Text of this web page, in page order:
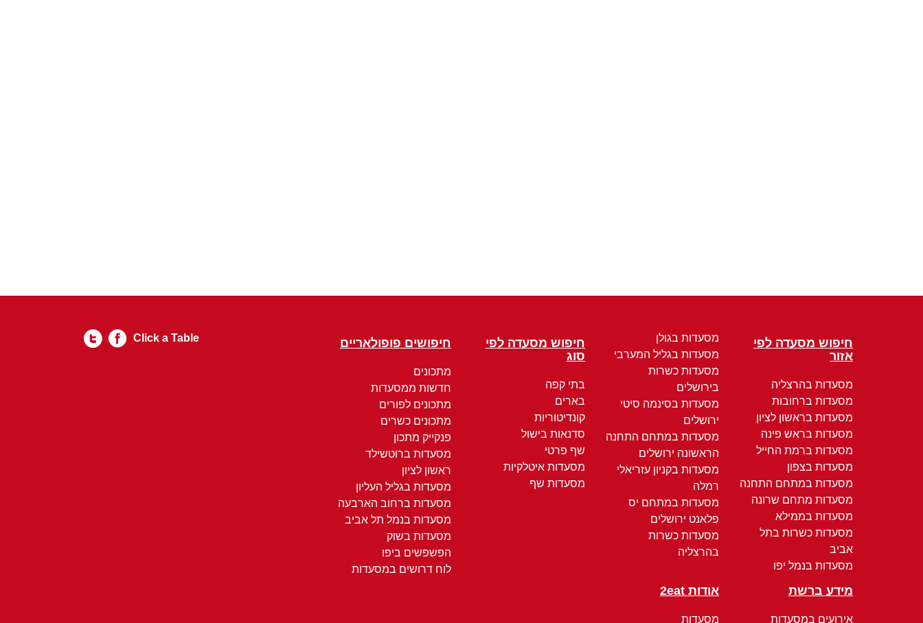
חיפוש מסעדה לפי
אזור
מסעדות בהרצליה
מסעדות ברחובות
מסעדות בראשון לציון
מסעדות בראש פינה
מסעדות ברמת החייל
מסעדות בצפון
מסעדות במתחם התחנה
מסעדות מתחם שרונה
מסעדות בממילא
מסעדות כשרות בתל
אביב
מסעדות בנמל יפו
מסעדות בגולן
מסעדות בגליל המערבי
מסעדות כשרות
בירושלים
מסעדות בסינמה סיטי
ירושלים
מסעדות במתחם התחנה
הראשונה ירושלים
מסעדות בקניון עזריאלי
רמלה
מסעדות במתחם יס
פלאנט ירושלים
מסעדות כשרות
בהרצליה
חיפוש מסעדה לפי
סוג
בתי קפה
בארים
קונדיטוריות
סדנאות בישול
שף פרטי
מסעדות איטלקיות
מסעדות שף
חיפושים פופולאריים
מתכונים
חדשות ממסעדות
מתכונים לפורים
מתכונים כשרים
פנקייק מתכון
מסעדות ברוטשילד
ראשון לציון
מסעדות בגליל העליון
מסעדות ברחוב הארבעה
מסעדות בנמל תל אביב
מסעדות בשוק
הפשפשים ביפו
לוח דרושים במסעדות
מידע ברשת
אירועים במסעדות
אודות 2eat
מסעדות
Click a Table